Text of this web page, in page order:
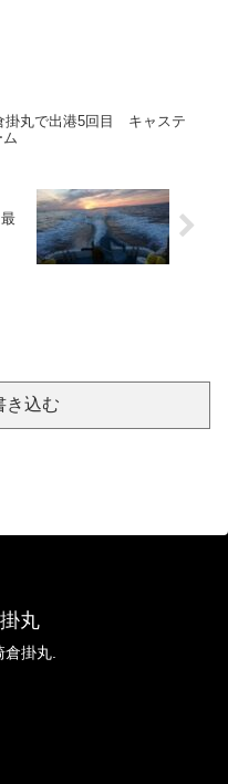
丸で出港5回目 キャステ
ム
き込む
丸
掛丸.